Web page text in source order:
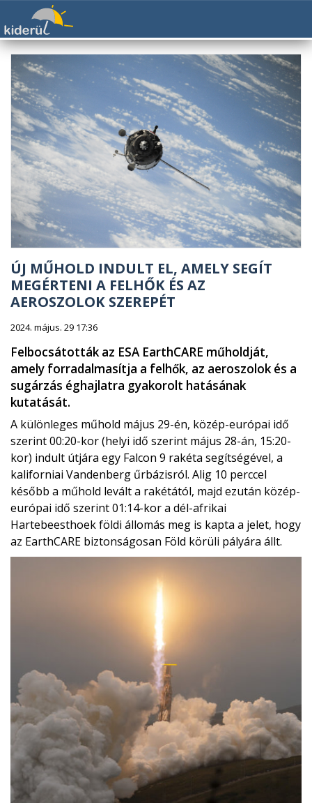
ÚJ MŰHOLD INDULT EL, AMELY SEGÍT
MEGÉRTENI A FELHŐK ÉS AZ
AEROSZOLOK SZEREPÉT
2024. május. 29 17:36
Felbocsátották az ESA EarthCARE műholdját,
amely forradalmasítja a felhők, az aeroszolok és a
sugárzás éghajlatra gyakorolt ​​hatásának
kutatását.
A különleges műhold május 29-én, közép-európai idő
szerint 00:20-kor (helyi idő szerint május 28-án, 15:20-
kor) indult útjára egy Falcon 9 rakéta segítségével, a
kaliforniai Vandenberg űrbázisról. Alig 10 perccel
később a műhold levált a rakétától, majd ezután közép-
európai idő szerint 01:14-kor a dél-afrikai
Hartebeesthoek földi állomás meg is kapta a jelet, hogy
az EarthCARE biztonságosan Föld körüli pályára állt.